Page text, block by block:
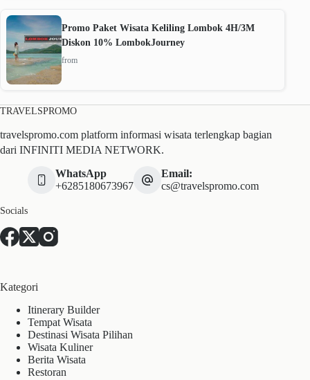
Promo Paket Wisata Keliling Lombok 4H/3M
Diskon 10% LombokJourney
from
TRAVELSPROMO
travelspromo.com platform informasi wisata terlengkap bagian
dari INFINITI MEDIA NETWORK.
WhatsApp
+6285180673967
Email:
cs@travelspromo.com
Socials
Kategori
Itinerary Builder
Tempat Wisata
Destinasi Wisata Pilihan
Wisata Kuliner
Berita Wisata
Restoran